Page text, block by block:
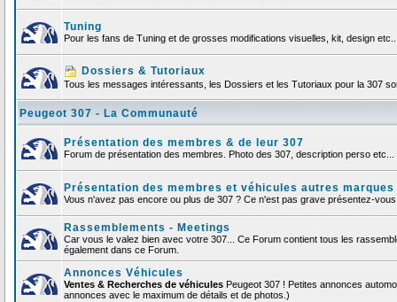
Tuning
Pour les fans de Tuning et de grosses modifications visuelles, kit, design
Dossiers & Tutoriaux
Tous les messages intéressants, les Dossiers et les Tutoriaux pour la 307
Peugeot 307 - La Communauté
Présentation des membres & de leur 307
Forum de présentation des membres. Photo des 307, description perso
Présentation des membres et véhicules autres marques
Vous n'avez pas encore ou plus de 307 ? Ce n'est pas grave présentez-
Rassemblements - Meetings
Car vous le valez bien avec votre 307... Ce Forum contient tous les
également dans ce Forum.
Annonces Véhicules
Ventes & Recherches de véhicules Peugeot 307 ! Petites annonces
annonces avec le maximum de détails et de photos.)